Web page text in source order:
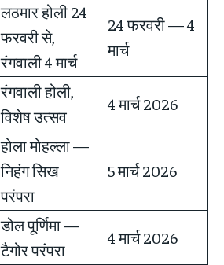
लठमार होली 24
फरवरी से,
रंगवाली 4 मार्च
24 फरवरी — 4
मार्च
रंगवाली होली,
विशेष उत्सव
4 मार्च 2026
होला मोहल्ला —
निहंग सिख
परंपरा
5 मार्च 2026
डोल पूर्णिमा —
टैगोर परंपरा
4 मार्च 2026